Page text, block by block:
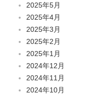
2025年5月
2025年4月
2025年3月
2025年2月
2025年1月
2024年12月
2024年11月
2024年10月